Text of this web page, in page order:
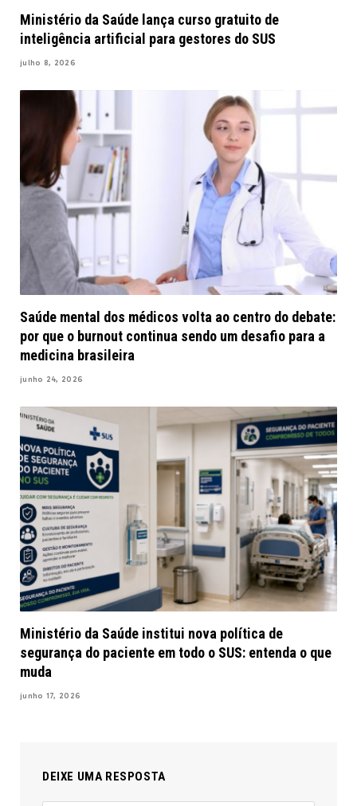
Ministério da Saúde lança curso gratuito de
inteligência artificial para gestores do SUS
julho 8, 2026
Saúde mental dos médicos volta ao centro do debate:
por que o burnout continua sendo um desafio para a
medicina brasileira
junho 24, 2026
Ministério da Saúde institui nova política de
segurança do paciente em todo o SUS: entenda o que
muda
junho 17, 2026
DEIXE UMA RESPOSTA